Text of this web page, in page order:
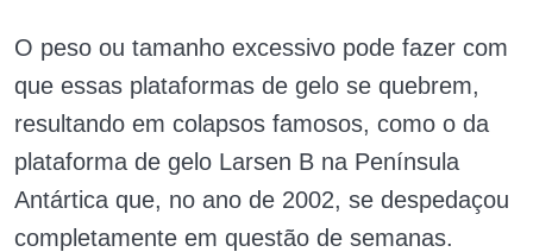
O peso ou tamanho excessivo pode fazer com
que essas plataformas de gelo se quebrem,
resultando em colapsos famosos, como o da
plataforma de gelo Larsen B na Península
Antártica que, no ano de 2002, se despedaçou
completamente em questão de semanas.